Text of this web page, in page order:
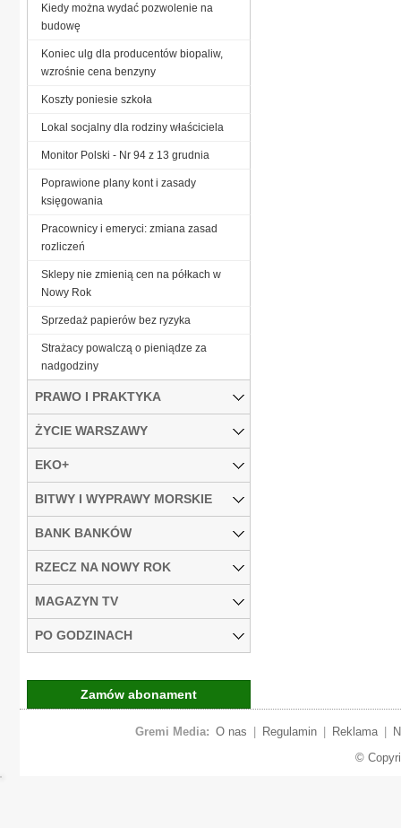
Kiedy można wydać pozwolenie na
budowę
Koniec ulg dla producentów biopaliw,
wzrośnie cena benzyny
Koszty poniesie szkoła
Lokal socjalny dla rodziny właściciela
Monitor Polski - Nr 94 z 13 grudnia
Poprawione plany kont i zasady
księgowania
Pracownicy i emeryci: zmiana zasad
rozliczeń
Sklepy nie zmienią cen na półkach w
Nowy Rok
Sprzedaż papierów bez ryzyka
Strażacy powalczą o pieniądze za
nadgodziny
PRAWO I PRAKTYKA
ŻYCIE WARSZAWY
EKO+
BITWY I WYPRAWY MORSKIE
BANK BANKÓW
RZECZ NA NOWY ROK
MAGAZYN TV
PO GODZINACH
Zamów abonament
Gremi Media: O nas Regulamin Reklama
©